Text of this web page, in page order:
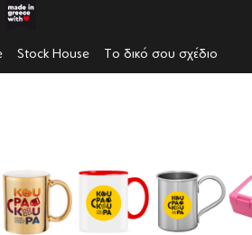
Stock House Το δικό σου σχέδιο